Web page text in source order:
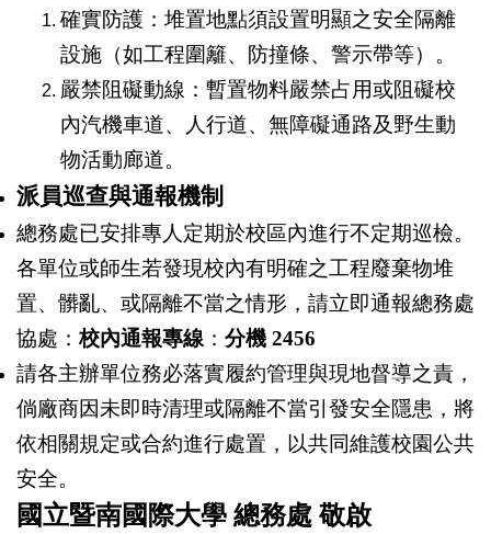
確實防護：堆置地點須設置明顯之安全隔離
設施（如工程圍籬、防撞條、警示帶等）。
嚴禁阻礙動線：暫置物料嚴禁占用或阻礙校
內汽機車道、人行道、無障礙通路及野生動
物活動廊道。
派員巡查與通報機制
總務處已安排專人定期於校區內進行不定期巡檢。
各單位或師生若發現校內有明確之工程廢棄物堆
置、髒亂、或隔離不當之情形，請立即通報總務處
協處：校內通報專線 ： 分機 2456
請各主辦單位務必落實履約管理與現地督導之責，
倘廠商因未即時清理或隔離不當引發安全隱患，將
依相關規定或合約進行處置，以共同維護校園公共
安全。
國立暨南國際大學 總務處 敬啟